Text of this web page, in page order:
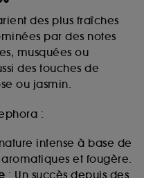
des plus fraîches
par des notes
musquées ou
des touches de
ou jasmin.
:
intense à base de
et fougère.
: Un succès depuis des